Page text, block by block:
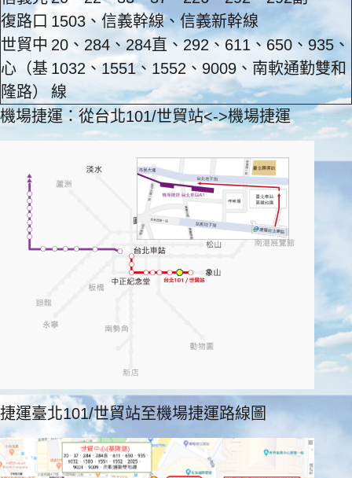
復路口 1503、信義幹線、信義新幹線
世貿中
心（基
隆路）
20、284、284直、292、611、650、935、
1032、1551、1552、9009、南軟通勤雙和
線
機場捷運：從台北101/世貿站<->機場捷運
捷運臺北101/世貿站至機場捷運路線圖